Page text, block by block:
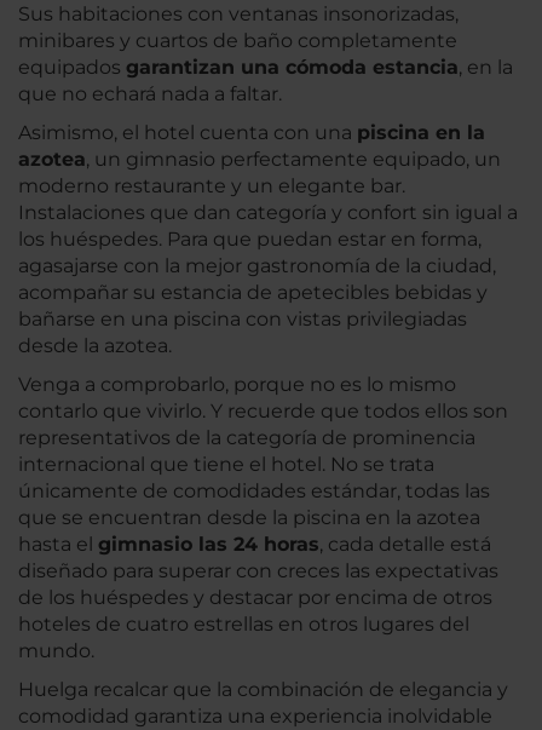
Sus habitaciones con ventanas insonorizadas,
minibares y cuartos de baño completamente
equipados garantizan una cómoda estancia, en la
que no echará nada a faltar.
Asimismo, el hotel cuenta con una piscina en la
azotea, un gimnasio perfectamente equipado, un
moderno restaurante y un elegante bar.
Instalaciones que dan categoría y confort sin igual a
los huéspedes. Para que puedan estar en forma,
agasajarse con la mejor gastronomía de la ciudad,
acompañar su estancia de apetecibles bebidas y
bañarse en una piscina con vistas privilegiadas
desde la azotea.
Venga a comprobarlo, porque no es lo mismo
contarlo que vivirlo. Y recuerde que todos ellos son
representativos de la categoría de prominencia
internacional que tiene el hotel. No se trata
únicamente de comodidades estándar, todas las
que se encuentran desde la piscina en la azotea
hasta el gimnasio las 24 horas, cada detalle está
diseñado para superar con creces las expectativas
de los huéspedes y destacar por encima de otros
hoteles de cuatro estrellas en otros lugares del
mundo.
Huelga recalcar que la combinación de elegancia y
comodidad garantiza una experiencia inolvidable